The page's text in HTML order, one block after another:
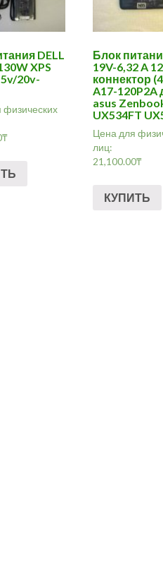
DELL
XPS
20v-
физических
₸
Блок
19V-6,32 A
коннектор
A17-120P2A
asus
UX534FT
Цена для
лиц:
21,100.00₸
КУПИТЬ